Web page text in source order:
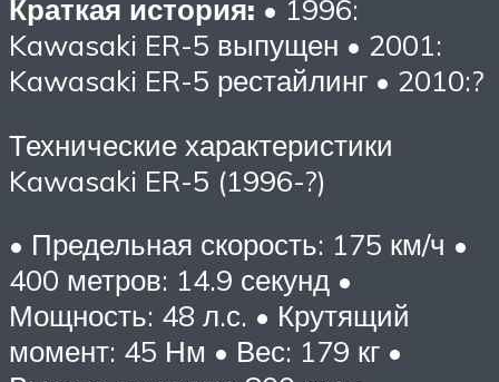
Краткая история: • 1996:
Kawasaki ER-5 выпущен • 2001:
Kawasaki ER-5 рестайлинг • 2010:?
Технические характеристики
Kawasaki ER-5 (1996-?)
• Предельная скорость: 175 км/ч •
400 метров: 14.9 секунд •
Мощность: 48 л.с. • Крутящий
момент: 45 Нм • Вес: 179 кг •